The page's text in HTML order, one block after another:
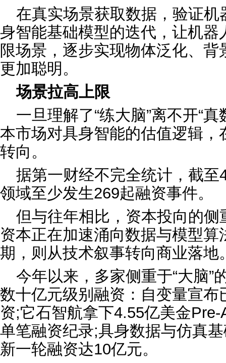
在真实场景获取数据，验证
身智能基础模型的迭代，让机器
限场景，逐步实现物体泛化、
更加聪明。
场景拉高上限
一旦理解了“练大脑”离不开“
本市场对具身智能的估值逻辑
转向。
据第一财经不完全统计，截
领域至少发生269起融资事件。
但与往年相比，资本投向的
资本正在加速涌向数据与模型
期，则从技术叙事转向商业落地
今年以来，多家侧重于“大脑”
数十亿元级别融资：自变量宣
资;它石智航拿下4.55亿美金
单笔融资纪录;具身数据与仿真
新一轮融资达10亿元。